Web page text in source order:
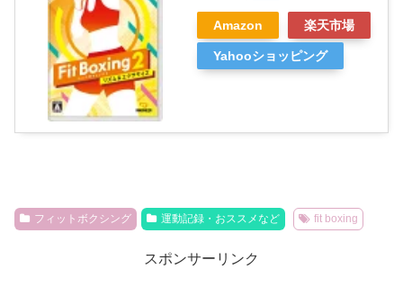
Amazon 楽天市場
Yahooショッピング
フィットボクシング 運動記録・おススメなど fit boxing
スポンサーリンク